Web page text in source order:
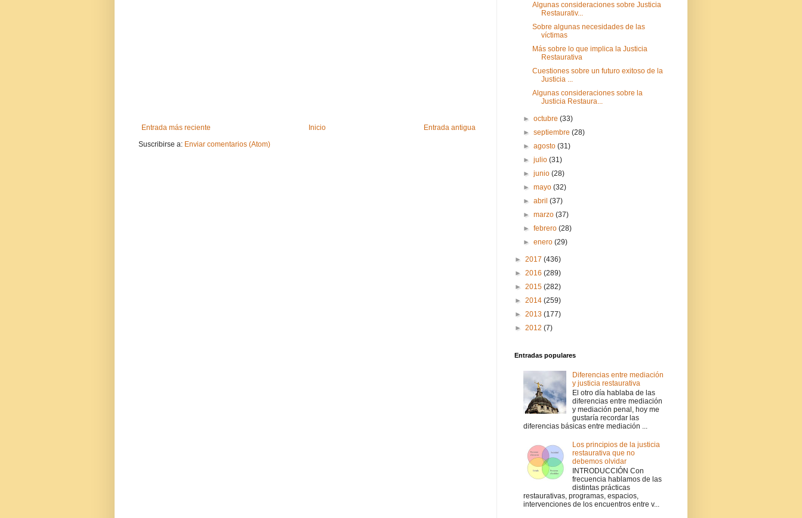
Entrada más reciente Entrada antigua
Inicio
Suscribirse a: Enviar comentarios (Atom)
Algunas consideraciones sobre Justicia
Restaurativ...
Sobre algunas necesidades de las
víctimas
Más sobre lo que implica la Justicia
Restaurativa
Cuestiones sobre un futuro exitoso de la
Justicia ...
Algunas consideraciones sobre la
Justicia Restaura...
►octubre(33)
►septiembre(28)
►agosto(31)
►julio(31)
►junio(28)
►mayo(32)
►abril(37)
►marzo(37)
►febrero(28)
►enero(29)
► 2017 (436)
► 2016 (289)
► 2015 (282)
► 2014 (259)
► 2013 (177)
► 2012 (7)
Entradas populares
Diferencias entre mediación
y justicia restaurativa
El otro día hablaba de las
diferencias entre mediación
y mediación penal, hoy me
gustaría recordar las
diferencias básicas entre mediación ...
Los principios de la justicia
restaurativa que no
debemos olvidar
INTRODUCCIÓN Con
frecuencia hablamos de las
distintas prácticas
restaurativas, programas, espacios,
intervenciones de los encuentros entre v...